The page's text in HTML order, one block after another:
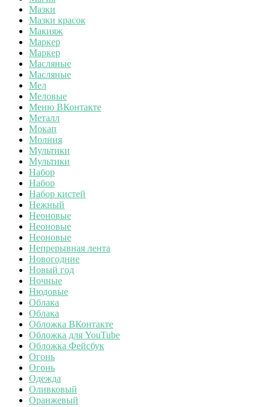
Мазки
Мазки красок
Макияж
Маркер
Маркер
Масляные
Масляные
Мел
Меловые
Меню ВКонтакте
Металл
Мокап
Молния
Мультики
Мультики
Набор
Набор
Набор кистей
Нежный
Неоновые
Неоновые
Неоновые
Непрерывная лента
Новогодние
Новый год
Ночные
Нюдовые
Облака
Облака
Обложка ВКонтакте
Обложка для YouTube
Обложка Фейсбук
Огонь
Огонь
Одежда
Оливковый
Оранжевый